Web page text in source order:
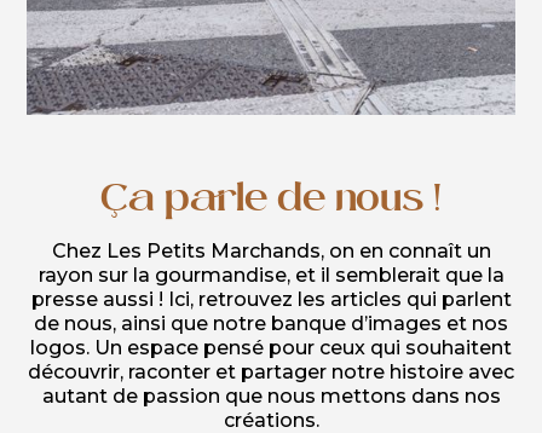
Ça parle de nous !
Chez Les Petits Marchands, on en connaît un
rayon sur la gourmandise, et il semblerait que la
presse aussi ! Ici, retrouvez les articles qui parlent
de nous, ainsi que notre banque d’images et nos
logos. Un espace pensé pour ceux qui souhaitent
découvrir, raconter et partager notre histoire avec
autant de passion que nous mettons dans nos
créations.